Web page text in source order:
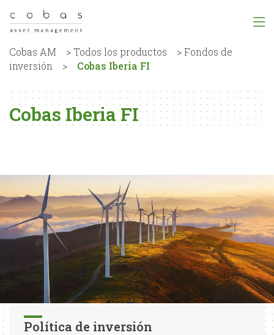
Cobas AM > Todos los productos >Fondos de
inversión
> Cobas Iberia FI
Cobas Iberia FI
Política de inversión